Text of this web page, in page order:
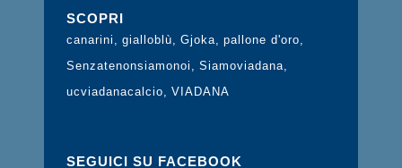
SCOPRI
canarini gialloblù Gjoka pallone d'oro
Senzatenonsiamonoi
Siamoviadana
ucviadanacalcio
VIADANA
SEGUICI SU FACEBOOK